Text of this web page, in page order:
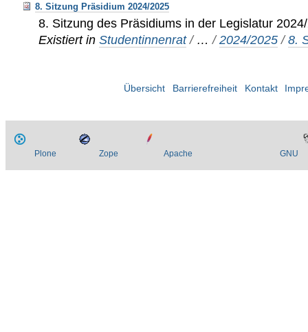
8. Sitzung Präsidium 2024/2025
8. Sitzung des Präsidiums in der Legislatur
Existiert in Studentinnenrat / …/2024/2025 /8.
Übersicht Barrierefreiheit Kontakt
Plone Zope Apache GNU